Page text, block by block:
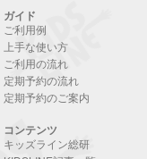
ガイド
ご利用例
上手な使い方
ご利用の流れ
定期予約の流れ
定期予約のご案内
コンテンツ
キッズライン総研